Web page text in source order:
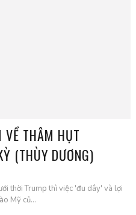
VỀ THÂM HỤT
(THÙY DƯƠNG)
thời Trump thì việc 'đu dây' và lợi
Mỹ củ...